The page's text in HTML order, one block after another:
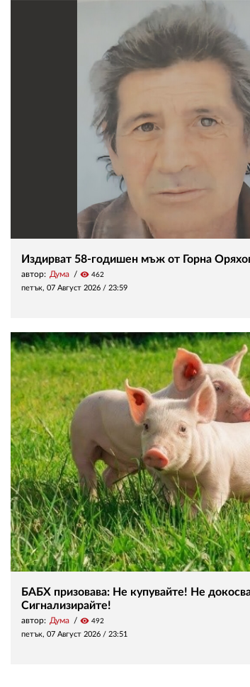
Издирват 58-годишен мъж от Горна
автор: Дума visibility 462
петък, 07 Август 2026 / 23:59
БАБХ призовава: Не купувайте! Не
Сигнализирайте!
автор: Дума visibility 492
петък, 07 Август 2026 / 23:51